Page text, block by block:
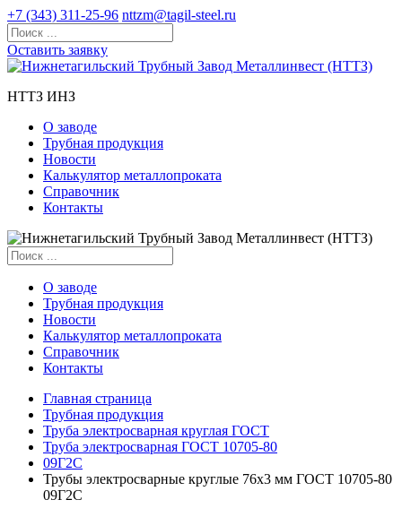
+7 (343) 311-25-96 nttzm@tagil-steel.ru
Оставить заявку
НТТЗ ИНЗ
О заводе
Трубная продукция
Новости
Калькулятор металлопроката
Справочник
Контакты
О заводе
Трубная продукция
Новости
Калькулятор металлопроката
Справочник
Контакты
Главная страница
Трубная продукция
Труба электросварная круглая ГОСТ
Труба электросварная ГОСТ 10705-80
09Г2С
Трубы электросварные круглые 76x3 мм ГОСТ 10705-80
09Г2С